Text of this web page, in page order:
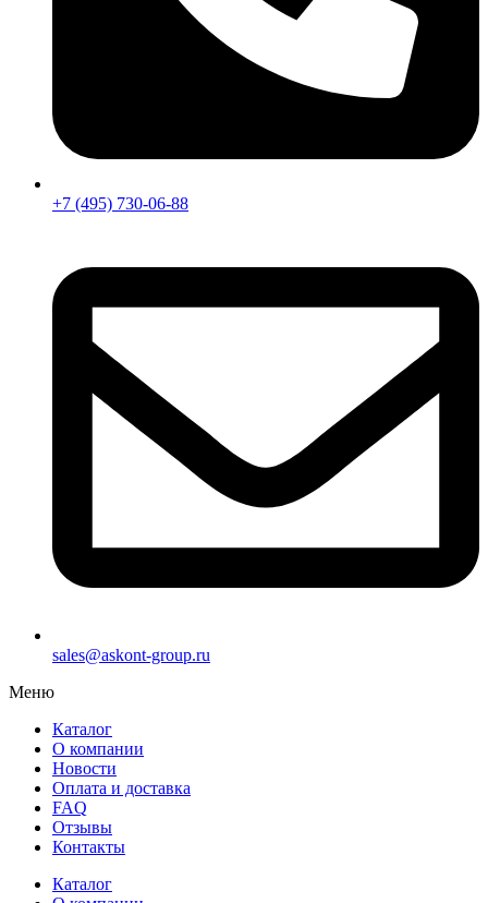
+7 (495) 730-06-88
sales@askont-group.ru
Меню
Каталог
О компании
Новости
Оплата и доставка
FAQ
Отзывы
Контакты
Каталог